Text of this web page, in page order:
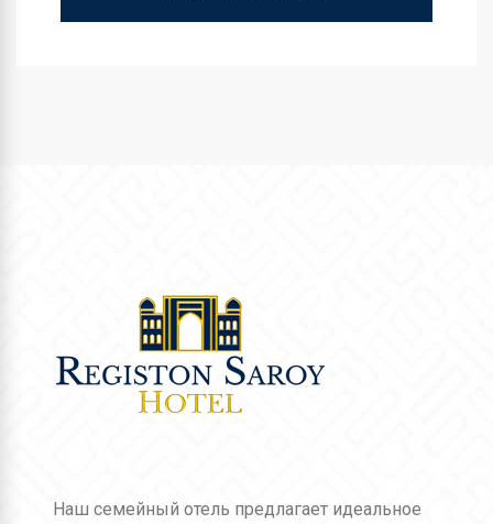
Наш семейный отель предлагает идеальное